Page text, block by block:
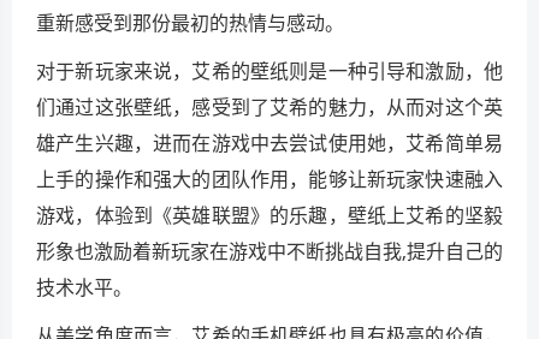
重新感受到那份最初的热情与感动。
对于新玩家来说，艾希的壁纸则是一种引导和激励，他
们通过这张壁纸，感受到了艾希的魅力，从而对这个英
雄产生兴趣，进而在游戏中去尝试使用她，艾希简单易
上手的操作和强大的团队作用，能够让新玩家快速融入
游戏，体验到《英雄联盟》的乐趣，壁纸上艾希的坚毅
形象也激励着新玩家在游戏中不断挑战自我,提升自己的
技术水平。